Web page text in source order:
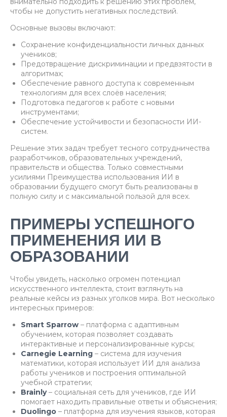
чтобы не допустить негативных последствий.
Основные вызовы включают:
Сохранение конфиденциальности личных данных
учеников;
Предотвращение дискриминации и предвзятости в
алгоритмах;
Обеспечение равного доступа к современным
технологиям для всех слоёв населения;
Подготовка педагогов к работе с новыми
инструментами;
Обеспечение устойчивости и безопасности ИИ-
систем.
Решение этих задач требует тесного сотрудничества
разработчиков, образовательных учреждений,
правительств и общества. Только совместными
усилиями Преимущества использования ИИ в
образовании будущего смогут быть реализованы в
полную силу и с максимальной пользой для всех.
ПРИМЕРЫ УСПЕШНОГО
ПРИМЕНЕНИЯ ИИ В
ОБРАЗОВАНИИ
Чтобы увидеть, насколько огромен потенциал
искусственного интеллекта, стоит взглянуть на
реальные кейсы из разных уголков мира. Вот несколько
интересных примеров:
Smart Sparrow – платформа с адаптивным
обучением, которая позволяет создавать
интерактивные и персонализированные курсы;
Carnegie Learning – система для изучения
математики, которая использует ИИ для анализа
работы учеников и построения оптимальной
учебной стратегии;
Brainly– социальная сеть для учеников, где ИИ
помогает находить правильные ответы и объяснения;
Duolingo – платформа для изучения языков, которая